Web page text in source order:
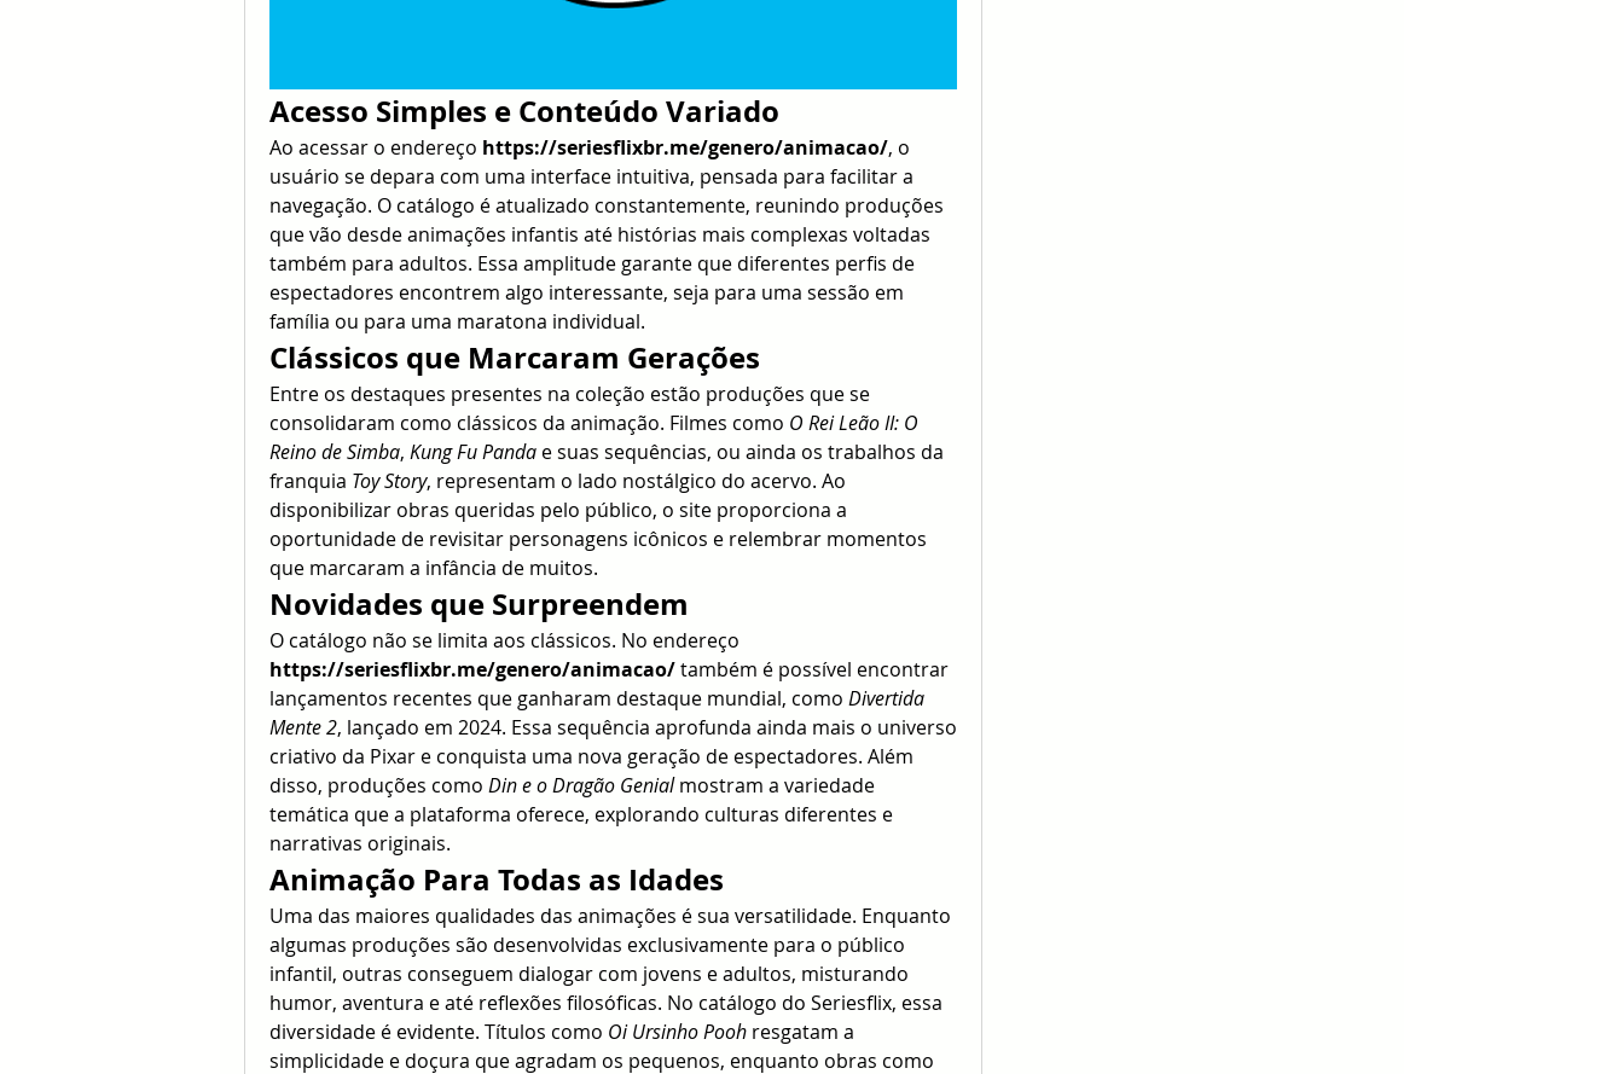
Acesso Simples e Conteúdo Variado
Ao acessar o endereço https://seriesflixbr.me/genero/animacao/, o
usuário se depara com uma interface intuitiva, pensada para facilitar a
navegação. O catálogo é atualizado constantemente, reunindo produções
que vão desde animações infantis até histórias mais complexas voltadas
também para adultos. Essa amplitude garante que diferentes perfis de
espectadores encontrem algo interessante, seja para uma sessão em
família ou para uma maratona individual.
Clássicos que Marcaram Gerações
Entre os destaques presentes na coleção estão produções que se
consolidaram como clássicos da animação. Filmes como O Rei Leão II: O
Reino de Simba, Kung Fu Panda e suas sequências, ou ainda os trabalhos da
franquia Toy Story, representam o lado nostálgico do acervo. Ao
disponibilizar obras queridas pelo público, o site proporciona a
oportunidade de revisitar personagens icônicos e relembrar momentos
que marcaram a infância de muitos.
Novidades que Surpreendem
https://seriesflixbr.me/genero/animacao/ também é possível encontrar
lançamentos recentes que ganharam destaque mundial, como Divertida
Mente 2, lançado em 2024. Essa sequência aprofunda ainda mais o universo
criativo da Pixar e conquista uma nova geração de espectadores. Além
disso, produções como Din e o Dragão Genial mostram a variedade
temática que a plataforma oferece, explorando culturas diferentes e
narrativas originais.
Animação Para Todas as Idades
Uma das maiores qualidades das animações é sua versatilidade. Enquanto
algumas produções são desenvolvidas exclusivamente para o público
infantil, outras conseguem dialogar com jovens e adultos, misturando
humor, aventura e até reflexões filosóficas. No catálogo do Seriesflix, essa
diversidade é evidente. Títulos como Oi Ursinho Pooh resgatam a